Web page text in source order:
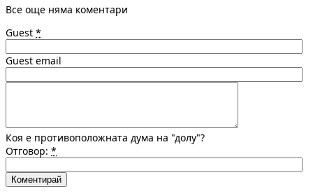
Все още няма коментари
Guest *
Guest email
Коя е противоположната дума на "долу"?
Отговор: *